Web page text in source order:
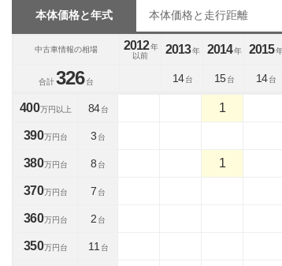
本体価格と年式 本体価格と走行距離
中古車情報の相場 2012年
以前
2013年 2014年 2015
合計 326 台 14 台 15 台 14 台
400万円以上 84 台 1
390万円台 3 台
380万円台 8 台 1
370万円台 7 台
360万円台 2 台
350万円台 11 台